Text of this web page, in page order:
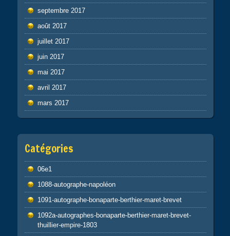
septembre 2017
août 2017
juillet 2017
juin 2017
mai 2017
avril 2017
mars 2017
Catégories
06e1
1088-autographe-napoléon
1091-autographe-bonaparte-berthier-maret-brevet
1092a-autographes-bonaparte-berthier-maret-brevet-
thuillier-empire-1803